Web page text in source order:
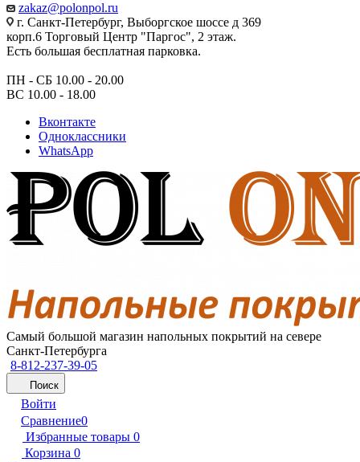
zakaz@polonpol.ru
г. Санкт-Петербург, Выборгское шоссе д 369
корп.6 Торговый Центр "Паргос", 2 этаж.
Есть большая бесплатная парковка.
ПН - СБ 10.00 - 20.00
ВС 10.00 - 18.00
Вконтакте
Одноклассники
WhatsApp
Самый большой магазин напольных покрытий на севере
Санкт-Петербурга
8-812-237-39-05
Поиск
Войти
Сравнение0
Избранные товары 0
Корзина 0